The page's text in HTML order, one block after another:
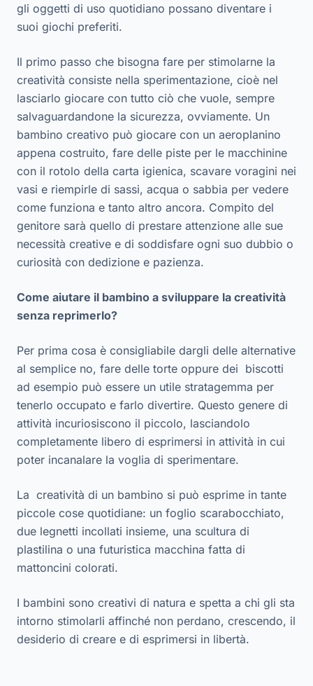
gli oggetti di uso quotidiano possano diventare i
suoi giochi preferiti.
Il primo passo che bisogna fare per stimolarne la
creatività consiste nella sperimentazione, cioè nel
lasciarlo giocare con tutto ciò che vuole, sempre
salvaguardandone la sicurezza, ovviamente. Un
bambino creativo può giocare con un aeroplanino
appena costruito, fare delle piste per le macchinine
con il rotolo della carta igienica, scavare voragini nei
vasi e riempirle di sassi, acqua o sabbia per vedere
come funziona e tanto altro ancora. Compito del
genitore sarà quello di prestare attenzione alle sue
necessità creative e di soddisfare ogni suo dubbio o
curiosità con dedizione e pazienza.
Come aiutare il bambino a sviluppare la creatività
senza reprimerlo?
Per prima cosa è consigliabile dargli delle alternative
al semplice no, fare delle torte oppure dei biscotti
ad esempio può essere un utile stratagemma per
tenerlo occupato e farlo divertire. Questo genere di
attività incuriosiscono il piccolo, lasciandolo
completamente libero di esprimersi in attività in cui
poter incanalare la voglia di sperimentare.
La creatività di un bambino si può esprime in tante
piccole cose quotidiane: un foglio scarabocchiato,
due legnetti incollati insieme, una scultura di
plastilina o una futuristica macchina fatta di
mattoncini colorati.
I bambini sono creativi di natura e spetta a chi gli sta
intorno stimolarli affinché non perdano, crescendo, il
desiderio di creare e di esprimersi in libertà.